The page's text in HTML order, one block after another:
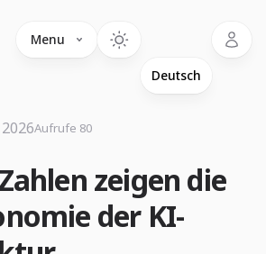
Menu
zeigen die
der KI-
Aufrufe 80